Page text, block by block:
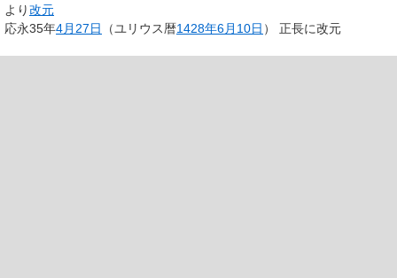
より改元
応永35年4月27日 （ユリウス暦1428年6月10日 ） 正長に改元